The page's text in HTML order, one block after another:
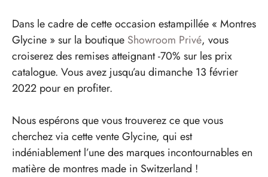
Dans le cadre de cette occasion estampillée « Montres
Glycine » sur la boutique Showroom Privé, vous
croiserez des remises atteignant -70% sur les prix
catalogue. Vous avez jusqu’au dimanche 13 février
2022 pour en profiter.
Nous espérons que vous trouverez ce que vous
cherchez via cette vente Glycine, qui est
indéniablement l’une des marques incontournables en
matière de montres made in Switzerland !